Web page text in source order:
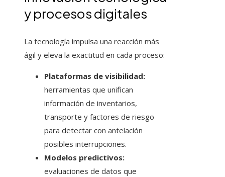
y procesos digitales
La tecnología impulsa una reacción más
ágil y eleva la exactitud en cada proceso:
Plataformas de visibilidad:
herramientas que unifican
información de inventarios,
transporte y factores de riesgo
para detectar con antelación
posibles interrupciones.
Modelos predictivos:
evaluaciones de datos que